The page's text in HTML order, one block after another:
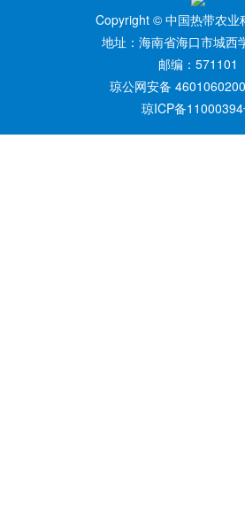
Copyright © 中国热带农业
地址：海南省海口市城西
邮编：571101
琼公网安备
琼ICP备